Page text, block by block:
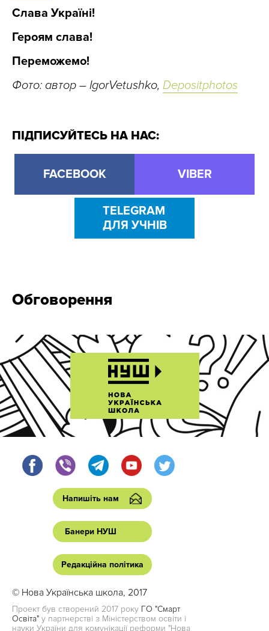
Слава Україні!
Героям слава!
Переможемо!
Фото: автор – IgorVetushko, Depositphotos
ПІДПИСУЙТЕСЬ НА НАС:
FACEBOOK VIBER
TELEGRAM
ДЛЯ УЧНІВ
Обговорення
Напишіть нам
Банери НУШ
Редакційна політика
© Нова Українська школа, 2017
Проект був створений 2017 року ГО "Смарт
Освіта" у партнерстві з Міністерством освіти і
науки України для комунікації реформи "Нова